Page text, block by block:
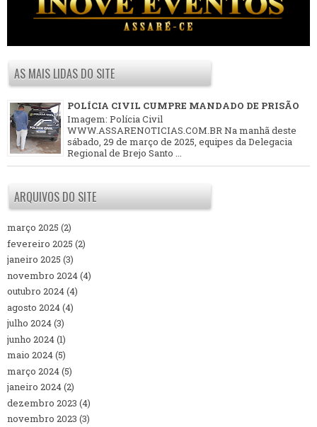
AS MAIS LIDAS DO SITE
POLÍCIA CIVIL CUMPRE MANDADO DE PRISÃO
Imagem: Polícia Civil
WWW.ASSARENOTICIAS.COM.BR Na manhã deste
sábado, 29 de março de 2025, equipes da Delegacia
Regional de Brejo Santo ...
ARQUIVOS DO SITE
março 2025 (2)
fevereiro 2025 (2)
janeiro 2025 (3)
novembro 2024(4)
outubro 2024(4)
agosto 2024(4)
julho 2024(3)
junho 2024(1)
maio 2024(5)
março 2024(5)
janeiro 2024(2)
dezembro 2023 (4)
novembro 2023 (3)